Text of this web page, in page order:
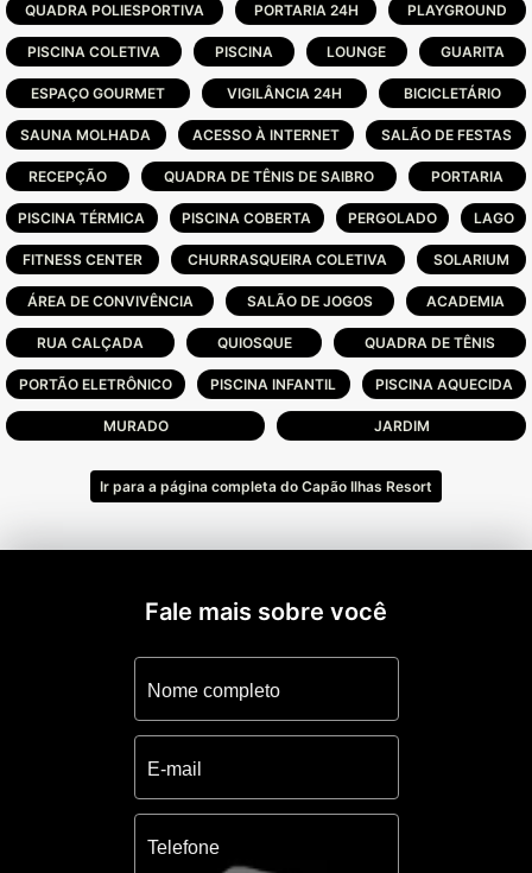
QUADRA POLIESPORTIVA PORTARIA 24H PLAYGROUND
PISCINA COLETIVA PISCINA LOUNGE GUARITA
ESPAÇO GOURMET VIGILÂNCIA 24H BICICLETÁRIO
SAUNA MOLHADA ACESSO À INTERNET SALÃO DE FESTAS
RECEPÇÃO QUADRA DE TÊNIS DE SAIBRO PORTARIA
PISCINA TÉRMICA PISCINA COBERTA PERGOLADO LAGO
FITNESS CENTER CHURRASQUEIRA COLETIVA SOLARIUM
ÁREA DE CONVIVÊNCIA SALÃO DE JOGOS ACADEMIA
RUA CALÇADA QUIOSQUE QUADRA DE TÊNIS
PORTÃO ELETRÔNICO PISCINA INFANTIL PISCINA AQUECIDA
MURADO JARDIM
Ir para a página completa do Capão Ilhas Resort
Fale mais sobre você